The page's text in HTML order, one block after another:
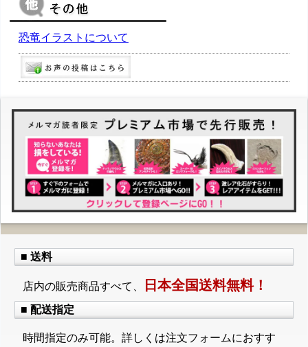
恐竜イラストについて
■ 送料
店内の販売商品すべて、 日本全国送料無料！
■ 配送指定
時間指定のみ可能。詳しくは注文フォームにおすす